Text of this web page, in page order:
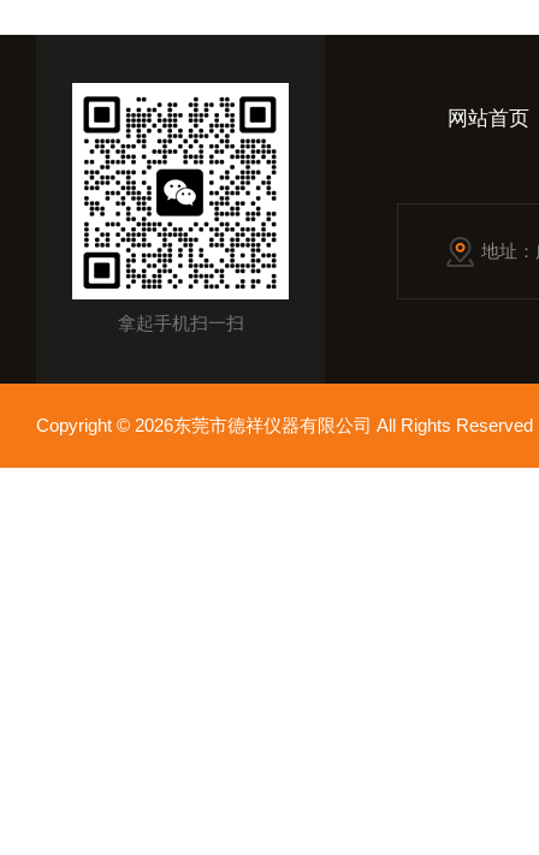
拿起手机扫一扫
网站首页
地址
Copyright © 2026东莞市德祥仪器有限公司 All Rights